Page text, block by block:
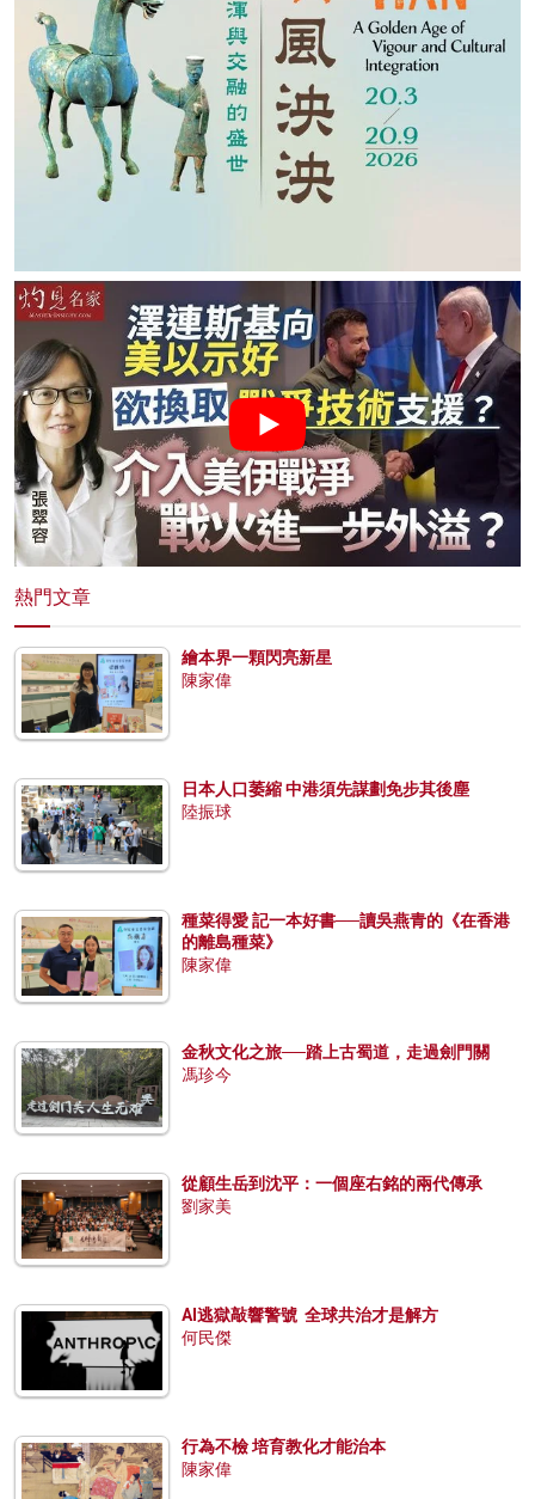
熱門文章
繪本界一顆閃亮新星
陳家偉
日本人口萎縮 中港須先謀劃免步其後塵
陸振球
種菜得愛 記一本好書──讀吳燕青的《在香港
的離島種菜》
陳家偉
金秋文化之旅──踏上古蜀道，走過劍門關
馮珍今
從顧生岳到沈平：一個座右銘的兩代傳承
劉家美
AI逃獄敲響警號 全球共治才是解方
何民傑
行為不檢 培育教化才能治本
陳家偉